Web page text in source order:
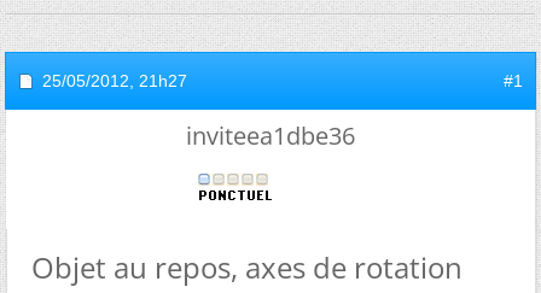
25/05/2012, 21h27 #1
inviteea1dbe36
Objet au repos, axes de rotation